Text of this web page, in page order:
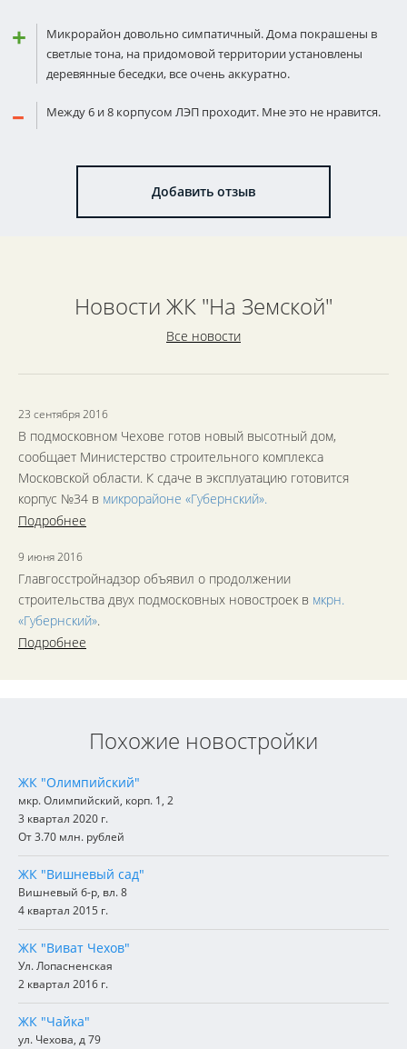
Микрорайон довольно симпатичный. Дома покрашены в
светлые тона, на придомовой территории установлены
деревянные беседки, все очень аккуратно.
Между 6 и 8 корпусом ЛЭП проходит. Мне это не нравится.
Добавить отзыв
Новости ЖК "На Земской"
Все новости
23 сентября 2016
В подмосковном Чехове готов новый высотный дом,
сообщает Министерство строительного комплекса
Московской области. К сдаче в эксплуатацию готовится
корпус №34 в микрорайоне «Губернский».
Подробнее
9 июня 2016
Главгосстройнадзор объявил о продолжении
строительства двух подмосковных новостроек в мкрн.
«Губернский».
Подробнее
Похожие новостройки
ЖК "Олимпийский"
мкр. Олимпийский, корп. 1, 2
3 квартал 2020 г.
От 3.70 млн. рублей
ЖК "Вишневый сад"
Вишневый б-р, вл. 8
4 квартал 2015 г.
ЖК "Виват Чехов"
Ул. Лопасненская
2 квартал 2016 г.
ЖК "Чайка"
ул. Чехова, д 79